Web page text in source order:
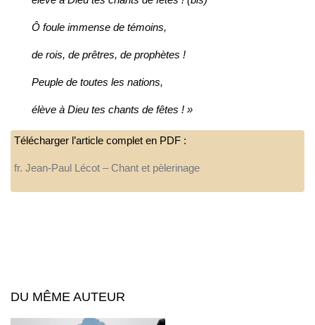
Ô foule immense de témoins,
de rois, de prêtres, de prophètes !
Peuple de toutes les nations,
élève à Dieu tes chants de fêtes ! »
Télécharger l’article complet en PDF :
fr. Jean-Paul Lécot – Chant et pèlerinage
DU MÊME AUTEUR